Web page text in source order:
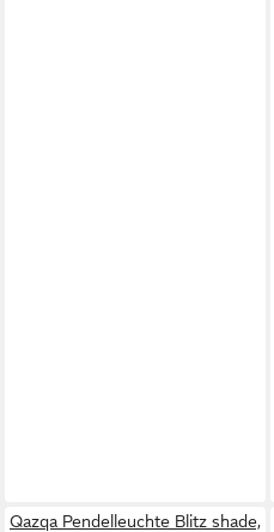
Qazqa Pendelleuchte Blitz shade,